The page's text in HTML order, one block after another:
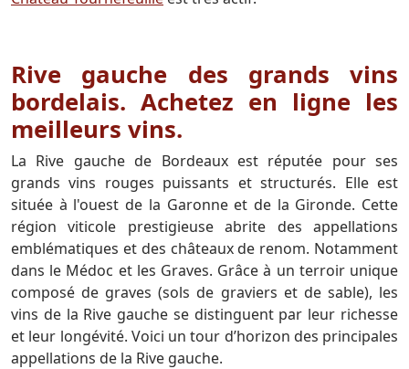
Rive gauche des grands vins
bordelais. Achetez en ligne les
meilleurs vins.
La Rive gauche de Bordeaux est réputée pour ses
grands vins rouges puissants et structurés. Elle est
située à l'ouest de la Garonne et de la Gironde. Cette
région viticole prestigieuse abrite des appellations
emblématiques et des châteaux de renom. Notamment
dans le Médoc et les Graves. Grâce à un terroir unique
composé de graves (sols de graviers et de sable), les
vins de la Rive gauche se distinguent par leur richesse
et leur longévité. Voici un tour d’horizon des principales
appellations de la Rive gauche.